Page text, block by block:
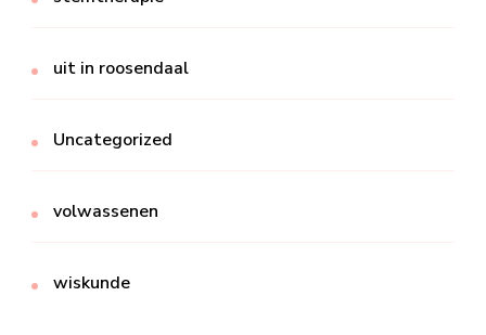
uit in roosendaal
Uncategorized
volwassenen
wiskunde